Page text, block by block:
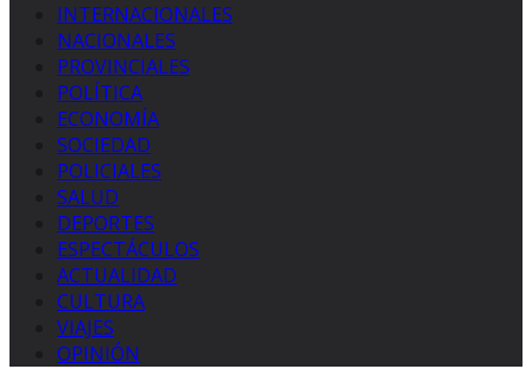
INTERNACIONALES
NACIONALES
PROVINCIALES
POLÍTICA
ECONOMÍA
SOCIEDAD
POLICIALES
SALUD
DEPORTES
ESPECTÁCULOS
ACTUALIDAD
CULTURA
VIAJES
OPINIÓN